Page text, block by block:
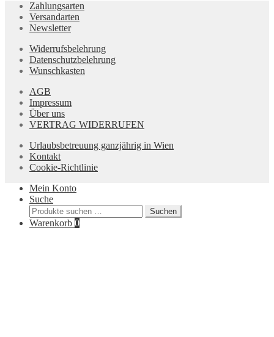
Zahlungsarten
Versandarten
Newsletter
Widerrufsbelehrung
Datenschutzbelehrung
Wunschkasten
AGB
Impressum
Über uns
VERTRAG WIDERRUFEN
Urlaubsbetreuung ganzjährig in Wien
Kontakt
Cookie-Richtlinie
Mein Konto
Suche
Suchen
nach:
Suchen
Warenkorb 0